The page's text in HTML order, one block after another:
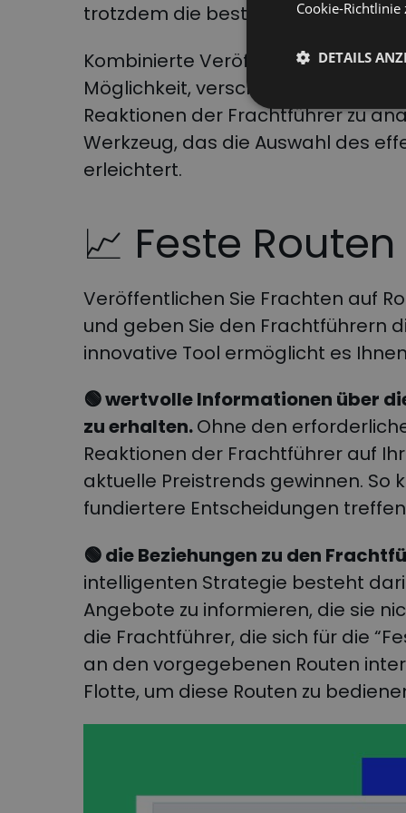
trotzdem die besten Frachtführer
Kombinierte Veröffentlichungen
Möglichkeit, verschiedene
Reaktionen der Frachtführer zu
Werkzeug, das die Auswahl des
erleichtert.
📈 Feste
Veröffentlichen Sie Frachten auf
und geben Sie den Frachtführern
innovative Tool ermöglicht es
🟢 wertvolle Informationen über
zu erhalten.Ohne den
Reaktionen der Frachtführer auf
aktuelle Preistrends gewinnen. So
fundiertere Entscheidungen
🟢 die Beziehungen zu den
intelligenten Strategie besteht
Angebote zu informieren, die sie
die Frachtführer, die sich für die
an den vorgegebenen Routen
Flotte, um diese Routen zu
Cookie-Richtlinie
DETAILS